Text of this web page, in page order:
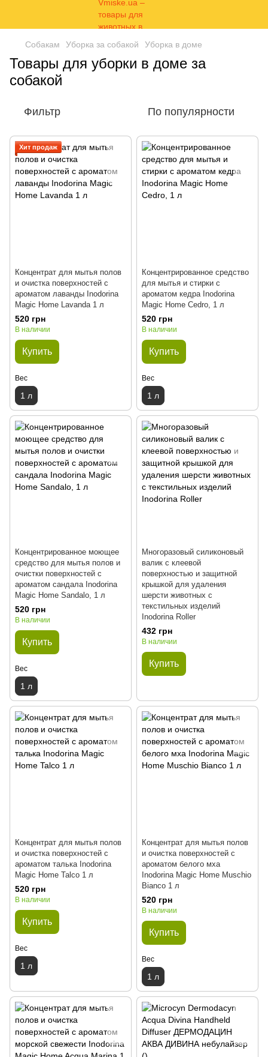
Собакам Уборка за собакой Уборка в доме
Товары для уборки в доме за
собакой
Фильтр По популярности
Хит продаж
Концентрат для мытья полов
и очистка поверхностей с
ароматом лаванды Inodorina
Magic Home Lavanda 1 л
520 грн
В наличии
Купить
Вес
1 л
Концентрированное средство
для мытья и стирки с
ароматом кедра Inodorina
Magic Home Cedro, 1 л
520 грн
В наличии
Купить
Вес
1 л
Концентрированное моющее
средство для мытья полов и
очистки поверхностей с
ароматом сандала Inodorina
Magic Home Sandalo, 1 л
520 грн
В наличии
Купить
Вес
1 л
Многоразовый силиконовый
валик с клеевой
поверхностью и защитной
крышкой для удаления
шерсти животных с
текстильных изделий
Inodorina Roller
432 грн
В наличии
Купить
Концентрат для мытья полов
и очистка поверхностей с
ароматом талька Inodorina
Magic Home Talco 1 л
520 грн
В наличии
Купить
Вес
1 л
Концентрат для мытья полов
и очистка поверхностей с
ароматом белого мха
Inodorina Magic Home Muschio
Bianco 1 л
520 грн
В наличии
Купить
Вес
1 л